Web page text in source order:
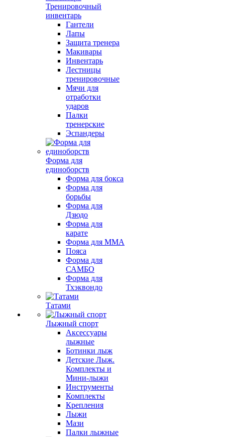
Тренировочный
инвентарь
Гантели
Лапы
Защита тренера
Макивары
Инвентарь
Лестницы
тренировочные
Мячи для
отработки
ударов
Палки
тренерские
Эспандеры
Форма для
единоборств
Форма для бокса
Форма для
борьбы
Форма для
Дзюдо
Форма для
карате
Форма для MMA
Пояса
Форма для
САМБО
Форма для
Тхэквондо
Татами
Лыжный спорт
Аксессуары
лыжные
Ботинки лыж
Детские Лыж.
Комплекты и
Мини-лыжи
Инструменты
Комплекты
Крепления
Лыжи
Мази
Палки лыжные